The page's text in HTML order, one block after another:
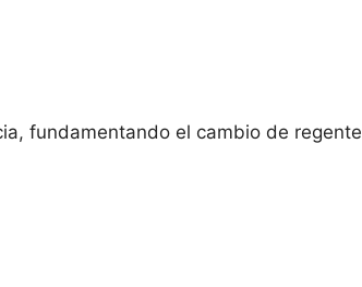
fundamentando el cambio de regente